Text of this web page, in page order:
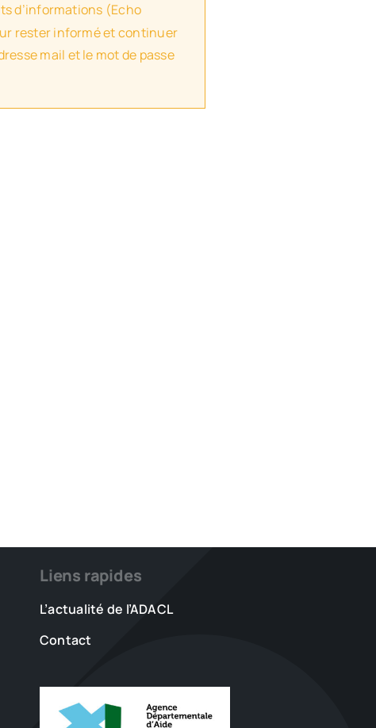
d’informations (Echo
rester informé et continuer
mail et le mot de passe
Liens rapides
L’actualité de l’ADACL
Contact